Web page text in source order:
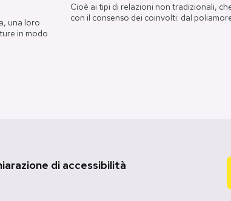
una loro
in modo
Cioè ai tipi di relazioni non tradizionali,
con il consenso dei coinvolti: dal
di accessibilità